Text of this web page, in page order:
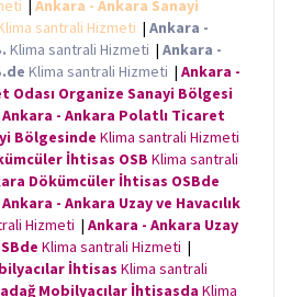
| Ankara - Ankara Sanayi
santrali Hizmeti | Ankara -
Klima santrali Hizmeti | Ankara -
Klima santrali Hizmeti | Ankara -
Odası Organize Sanayi Bölgesi
Ankara - Ankara Polatlı Ticaret
Bölgesinde Klima santrali Hizmeti
İhtisas OSB Klima santrali
Dökümcüler İhtisas OSBde
Ankara - Ankara Uzay ve Havacılık
Hizmeti | Ankara - Ankara Uzay
Klima santrali Hizmeti |
İhtisas Klima santrali
Mobilyacılar İhtisasda Klima